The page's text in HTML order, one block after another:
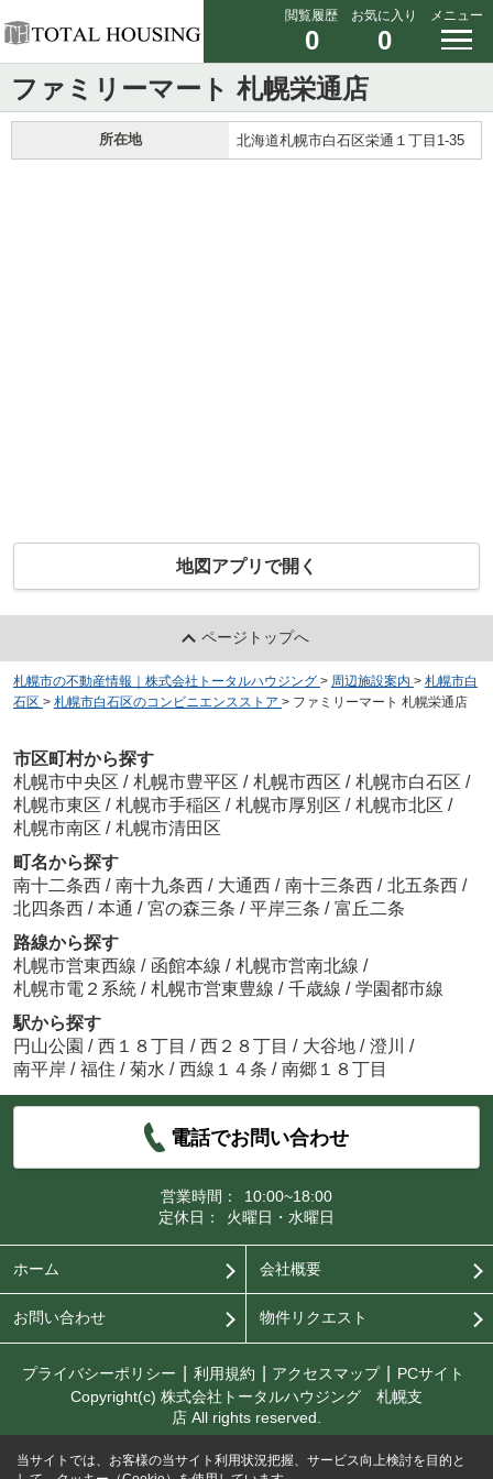
閲覧履歴
0
お気に入り
0
メニュー
ファミリーマート 札幌栄通店
所在地 北海道札幌市白石区栄通１丁目1-35
地図アプリで開く
ページトップへ
札幌市の不動産情報｜株式会社トータルハウジング > 周辺施設案内 > 札幌市白
石区 > 札幌市白石区のコンビニエンスストア > ファミリーマート 札幌栄通店
市区町村から探す
札幌市中央区 / 札幌市豊平区 / 札幌市西区 / 札幌市白石区 /
札幌市東区 / 札幌市手稲区 / 札幌市厚別区 / 札幌市北区 /
札幌市南区 / 札幌市清田区
町名から探す
南十二条西 / 南十九条西 / 大通西 / 南十三条西 / 北五条西 /
北四条西 / 本通 / 宮の森三条 / 平岸三条 / 富丘二条
路線から探す
札幌市営東西線 / 函館本線 / 札幌市営南北線 /
札幌市電２系統 / 札幌市営東豊線 / 千歳線 / 学園都市線
駅から探す
円山公園 / 西１８丁目 / 西２８丁目 / 大谷地 / 澄川
/
南平岸 / 福住 / 菊水 / 西線１４条 / 南郷１８丁目
電話でお問い合わせ
営業時間：
10:00~18:00
定休日：
火曜日・水曜日
ホーム 会社概要
お問い合わせ 物件リクエスト
プライバシーポリシー 利用規約 アクセスマップ
PCサイト
Copyright(c) 株式会社トータルハウジング 札幌支
店 All rights reserved.
当サイトでは、お客様の当サイト利用状況把握、サービス向上検討を目的と